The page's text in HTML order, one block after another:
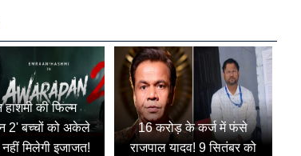
हाशमी की फिल्म
2' बच्चों को अकेले
मिलेगी इजाजत!
16 करोड़ के कर्ज में फंसे
राजपाल यादव! 9 सितंबर को